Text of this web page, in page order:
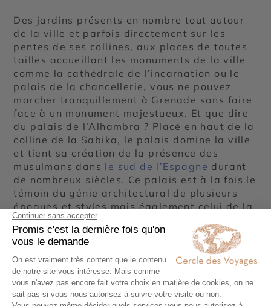
Des jardins présents en nombre tout autour
de la ville et parfois directement sur les
pentes de ses collines, aux places de toutes
tailles accueillant les monuments de la ville
comme la cathédrale de l’incarnation ou le
palais de la chancellerie, vous ne pouvez
marcher tranquillement à Grenade sans faire
face à un monument majestueux. Et que dire
du palais de l’Alhambra ? Placé en haut de la
colline de la Sabika, le palais domine la ville
et tient sa création de la présence des
musulmans dans le sud de l’Espagne durant
de nombreux siècles. Ce palais est à la fois le
témoin du génie architectural de plusieurs
époques et styles mais également celui de la
culture cosmopolite de cette région
espagnole. Sa visite est un moment rare que
tous les touristes présents à Grenade
s’empressent de vivre. Fort logiquement,
nous ne pouvons que vous conseiller de
placer en haut de votre liste des choses à
faire du côté de Grenade, la visite du palais.